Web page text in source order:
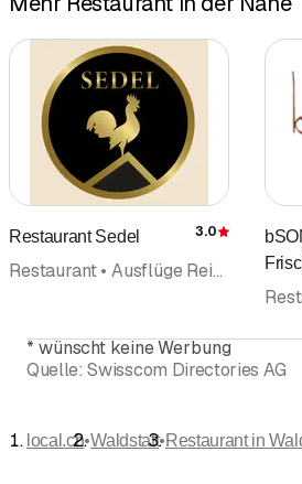
Restaurant Sedel 3.0
Restaurant • Ausflüge Reisen • Schweizerische Küche • Café • Beizerei
*wünscht keine Werbung
Quelle: Swisscom Directories AG
local.ch•Waldstatt•Restaurant in